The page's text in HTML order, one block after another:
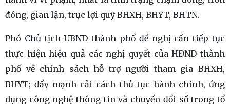
đóng, gian lận, trục lợi quỹ BHXH, BHYT, BHTN.
Phó Chủ tịch UBND thành phố đề nghị cần tiếp tục
thực hiện hiệu quả các nghị quyết của HĐND thành
phố về chính sách hỗ trợ người tham gia BHXH,
BHYT; đẩy mạnh cải cách thủ tục hành chính, ứng
dụng công nghệ thông tin và chuyển đổi số trong tổ